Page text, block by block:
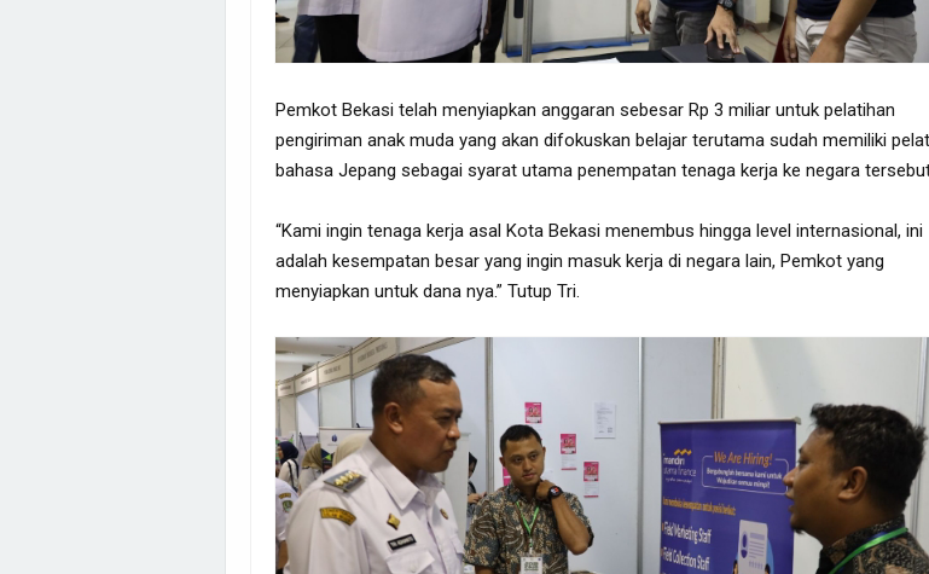
Pemkot Bekasi telah menyiapkan anggaran sebesar Rp 3 miliar untuk pelatihan
pengiriman anak muda yang akan difokuskan belajar terutama sudah memiliki
bahasa Jepang sebagai syarat utama penempatan tenaga kerja ke negara
“Kami ingin tenaga kerja asal Kota Bekasi menembus hingga level internasional, ini
adalah kesempatan besar yang ingin masuk kerja di negara lain, Pemkot yang
menyiapkan untuk dana nya.” Tutup Tri.